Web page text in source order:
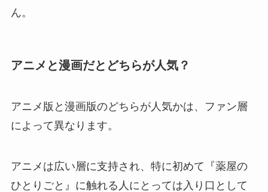
ん。
アニメと漫画だとどちらが人気？
アニメ版と漫画版のどちらが人気かは、ファン層
によって異なります。
アニメは広い層に支持され、特に初めて『薬屋の
ひとりごと』に触れる人にとっては入り口として